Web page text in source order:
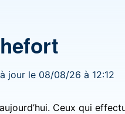
jour le 08/08/26 à 12:12
Ceux qui